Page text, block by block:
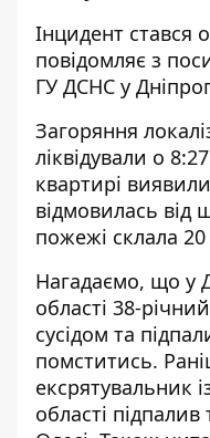
Інцидент стався
повідомляє з
ГУ ДСНС у
Загоряння
ліквідували о
квартирі
відмовилась від
пожежі склала
Нагадаємо, що у
області 38-
сусідом та
помститись.
ексрятувальник
області підпалив